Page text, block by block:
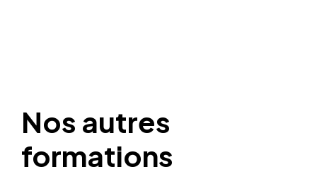
Nos autres
formations